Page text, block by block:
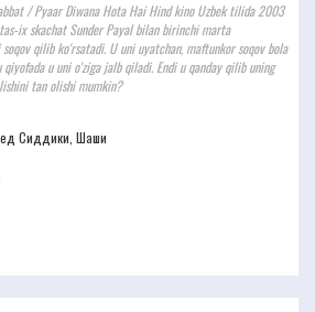
/ Pyaar Diwana Hota Hai Hind kino Uzbek tilida 2003
ix skachat Sunder Payal bilan birinchi marta
qilib ko'rsatadi. U uni uyatchan, maftunkor soqov bola
u uni o'ziga jalb qiladi. Endi u qanday qilib uning
tan olishi mumkin?
Сиддики, Шаши